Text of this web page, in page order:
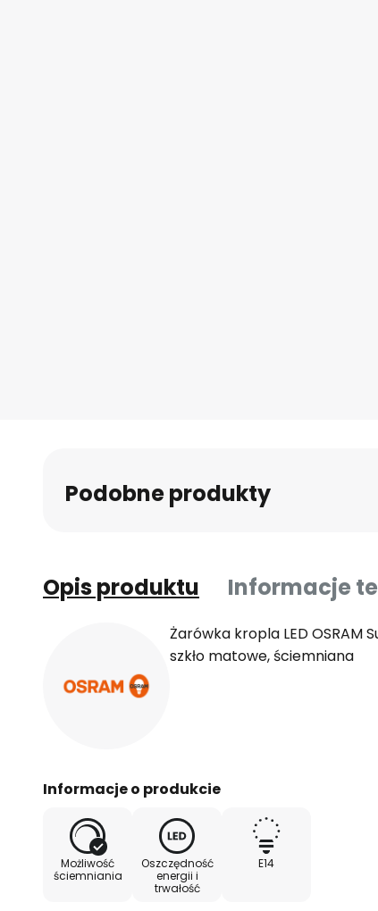
Podobne produkty
Opis produktu Informacje
Żarówka kropla LED OSRAM
szkło matowe, ściemniana
Informacje o produkcie
Możliwość
ściemniania
Oszczędność
energii i
trwałość
E14